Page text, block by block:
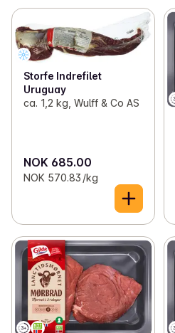
Storfe Indrefilet
Uruguay
ca. 1,2 kg, Wulff & Co AS
NOK 685.00
NOK 570.83 /kg